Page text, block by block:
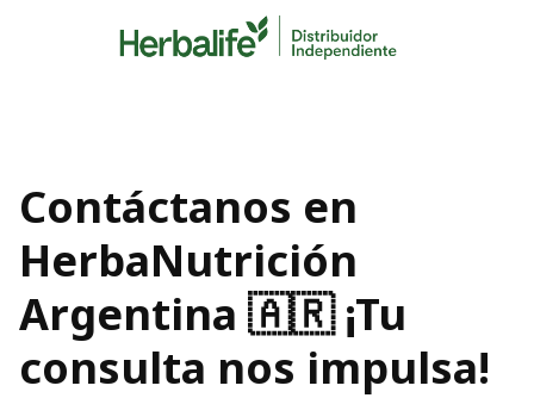
Contáctanos en
HerbaNutrición
Argentina 🇦🇷 ¡Tu
consulta nos impulsa!